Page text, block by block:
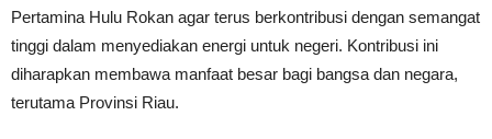
Pertamina Hulu Rokan agar terus berkontribusi dengan semangat
tinggi dalam menyediakan energi untuk negeri. Kontribusi ini
diharapkan membawa manfaat besar bagi bangsa dan negara,
terutama Provinsi Riau.